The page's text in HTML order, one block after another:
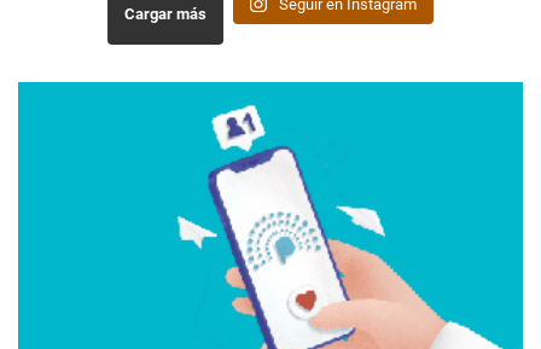
Cargar más
Seguir en Instagram